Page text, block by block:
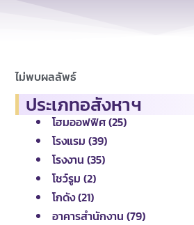
ประเภทอสังหาฯ
โฮมออฟฟิศ (25)
โรงแรม (39)
โรงงาน (35)
โชว์รูม (2)
โกดัง (21)
อาคารสำนักงาน (79)
ไม่พบผลลัพธ์